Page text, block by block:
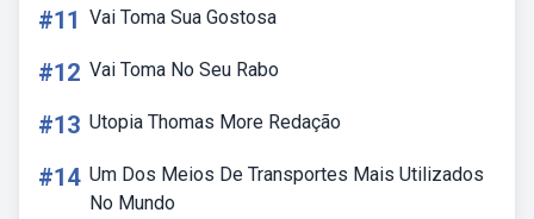
#11 Vai Toma Sua Gostosa
#12 Vai Toma No Seu Rabo
#13 Utopia Thomas More Redação
#14 Um Dos Meios De Transportes Mais Utilizados
No Mundo